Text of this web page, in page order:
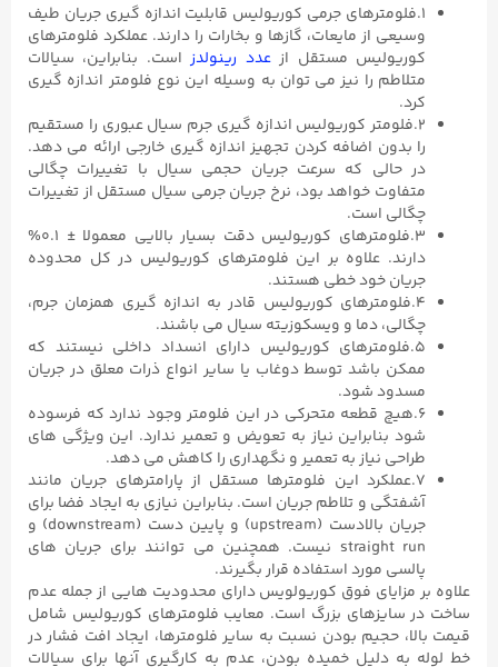
۱.فلومترهای جرمی کوریولیس قابلیت اندازه گیری جریان طیف
وسیعی از مایعات، گازها و بخارات را دارند. عملکرد فلومترهای
کوریولیس مستقل ازعدد رینولدزاست. بنابراین، سیالات
متلاطم را نیز می توان به وسیله این نوع فلومتر اندازه گیری
کرد.
۲.فلومتر کوریولیس اندازه گیری جرم سیال عبوری را مستقیم
را بدون اضافه کردن تجهیز اندازه گیری خارجی ارائه می دهد.
در حالی که سرعت جریان حجمی سیال با تغییرات چگالی
متفاوت خواهد بود، نرخ جریان جرمی سیال مستقل از تغییرات
چگالی است.
۳.فلومترهای کوریولیس دقت بسیار بالایی معمولا ± ۰.۱%
دارند. علاوه بر این فلومترهای کوریولیس در کل محدوده
جریان خود خطی هستند.
۴.فلومترهای کوریولیس قادر به اندازه گیری همزمان جرم،
چگالی، دما و ویسکوزیته سیال می باشند.
۵.فلومترهای کوریولیس دارای انسداد داخلی نیستند که
ممکن باشد توسط دوغاب یا سایر انواع ذرات معلق در جریان
مسدود شود.
۶.هیچ قطعه متحرکی در این فلومتر وجود ندارد که فرسوده
شود بنابراین نیاز به تعویض و تعمیر ندارد. این ویژگی های
طراحی نیاز به تعمیر و نگهداری را کاهش می دهد.
۷.عملکرد این فلومترها مستقل از پارامترهای جریان مانند
آشفتگی و تلاطم جریان است. بنابراین نیازی به ایجاد فضا برای
جریان بالادست (upstream) و پایین دست (downstream) و
straight run نیست. همچنین می توانند برای جریان های
پالسی مورد استفاده قرار بگیرند.
علاوه بر مزایای فوق کوریولویس دارای محدودیت هایی از جمله عدم
ساخت در سایزهای بزرگ است. معایب فلومترهای کوریولیس شامل
قیمت بالا، حجیم بودن نسبت به سایر فلومترها، ایجاد افت فشار در
خط لوله به دلیل خمیده بودن، عدم به كارگيری آنها برای سيالات